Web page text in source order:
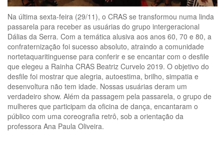
Na última sexta-feira (29/11), o CRAS se transformou numa linda
passarela para receber as usuárias do grupo intergeracional
Dálias da Serra. Com a temática alusiva aos anos 60, 70 e 80, a
confraternização foi sucesso absoluto, atraindo a comunidade
nortetaquaritinguense para conferir e se encantar com o desfile
que elegeu a Rainha CRAS Beatriz Curvelo 2019. O objetivo do
desfile foi mostrar que alegria, autoestima, brilho, simpatia e
desenvoltura não tem idade. Nossas usuárias deram um
verdadeiro show. Além da passagem pela passarela, o grupo de
mulheres que participam da oficina de dança, encantaram o
público com uma coreografia retrô, sob a orientação da
professora Ana Paula Oliveira.